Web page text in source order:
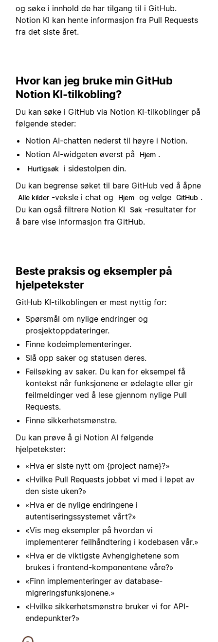
og søke i innhold de har tilgang til i GitHub.
Notion KI kan hente informasjon fra Pull Requests
fra det siste året.
Hvor kan jeg bruke min GitHub
Notion KI-tilkobling?
Du kan søke i GitHub via Notion KI-tilkoblinger på
følgende steder:
Notion AI-chatten nederst til høyre i Notion.
Notion AI-widgeten øverst på
Hjem .
Hurtigsøk
i sidestolpen din.
Du kan begrense søket til bare GitHub ved å åpne
Alle kilder -veksle i chat og Hjem og velge GitHub .
Du kan også filtrere Notion KI
Søk -resultater for
å bare vise informasjon fra GitHub.
Beste praksis og eksempler på
hjelpetekster
GitHub KI-tilkoblingen er mest nyttig for:
Spørsmål om nylige endringer og
prosjektoppdateringer.
Finne kodeimplementeringer.
Slå opp saker og statusen deres.
Feilsøking av saker. Du kan for eksempel få
kontekst når funksjonene er ødelagte eller gir
feilmeldinger ved å lese gjennom nylige Pull
Requests.
Finne sikkerhetsmønstre.
Du kan prøve å gi Notion AI følgende
hjelpetekster:
«Hva er siste nytt om {project name}?»
«Hvilke Pull Requests jobbet vi med i løpet av
den siste uken?»
«Hva er de nylige endringene i
autentiseringssystemet vårt?»
«Vis meg eksempler på hvordan vi
implementerer feilhåndtering i kodebasen vår.»
«Hva er de viktigste Avhengighetene som
brukes i frontend-komponentene våre?»
«Finn implementeringer av database-
migreringsfunksjonene.»
«Hvilke sikkerhetsmønstre bruker vi for API-
endepunkter?»